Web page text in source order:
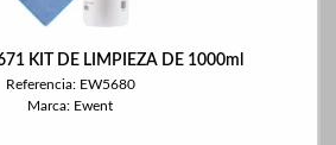
KIT DE LIMPIEZA DE 1000ml
Referencia: EW5680
Marca: Ewent